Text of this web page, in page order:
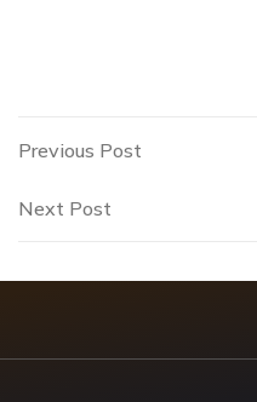
文
章
覽
Previous
Previous Post
Next
Next Post